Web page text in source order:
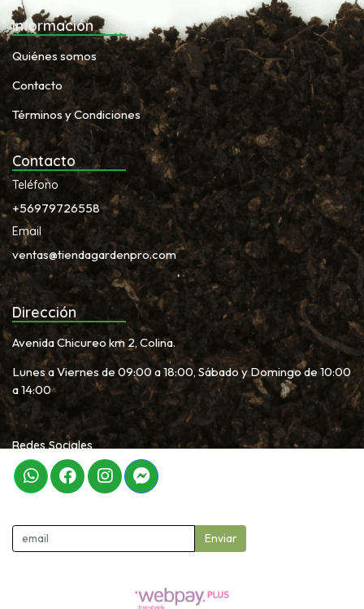
Información
Quiénes somos
Contacto
Términos y Condiciones
Contacto
Teléfono
+56979726558
Email
ventas@tiendagardenpro.com
Dirección
Avenida Chicureo km 2, Colina.
Lunes a Viernes de 09:00 a 18:00, Sábado y Domingo de 10:00
a 14:00
Redes Sociales
Enviar